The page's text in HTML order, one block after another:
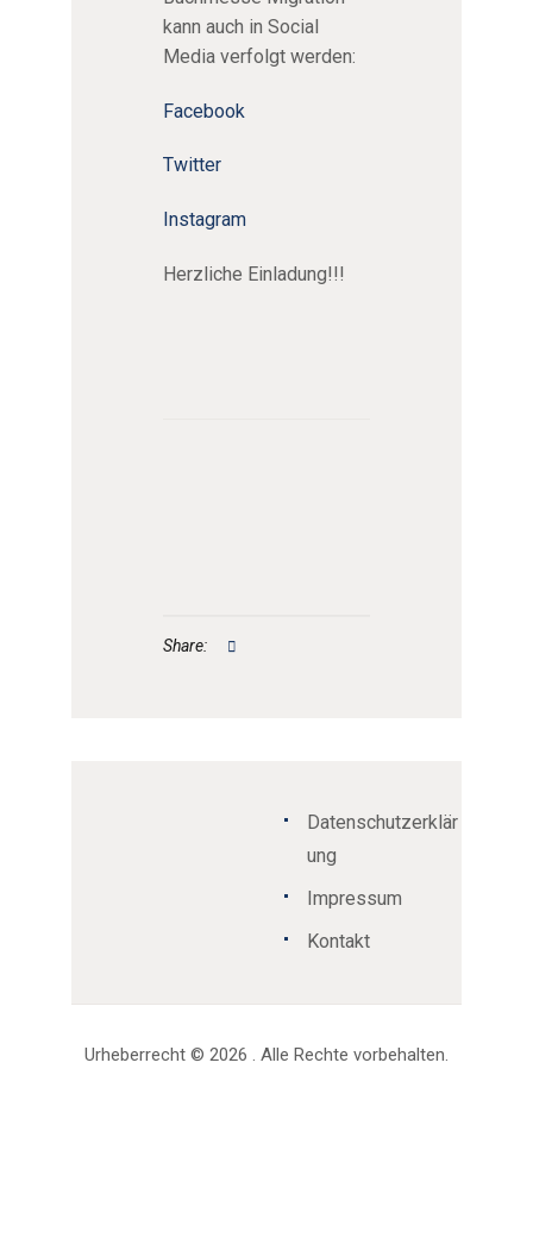
kann auch in Social
Media verfolgt werden:
Facebook
Twitter
Instagram
Herzliche Einladung!!!
Share:
Datenschutzerklär
ung
Impressum
Kontakt
Urheberrecht © 2026 . Alle Rechte vorbehalten.